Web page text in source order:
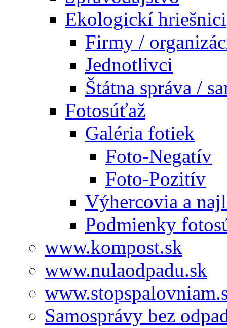
Ekologickí hriešnici
Firmy /
Jednotlivci
Štátna správa /
Fotosúťaž
Galéria fotiek
Foto-Negatív
Foto-Pozitív
Výhercovia a
Podmienky
www.kompost.sk
www.nulaodpadu.sk
Samosprávy bez